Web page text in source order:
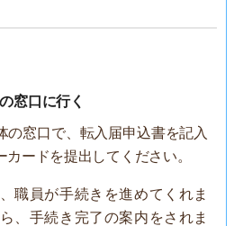
窓口に行く
の窓口で、転入届申込書を記入
ードを提出してください。
職員が手続きを進めてくれま
、手続き完了の案内をされま